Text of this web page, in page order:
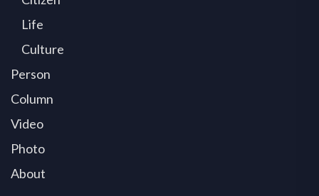
Life
Culture
Person
Column
Video
Photo
About